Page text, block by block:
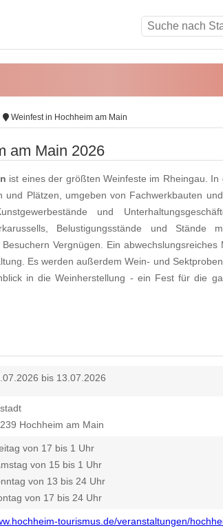
Weinfest in Hochheim am Main
am Main 2026
ist eines der größten Weinfeste im Rheingau. In
und Plätzen, umgeben von Fachwerkbauten
und
Belustigungsstände und Stände
Vergnügen. Ein abwechslungsreiches
Es werden außerdem Wein- und
in die Weinherstellung - ein Fest für die
bis 13.07.2026
Hochheim am Main
von 17 bis 1 Uhr
von 15 bis 1 Uhr
von 13 bis 24 Uhr
von 17 bis 24 Uhr
tourismus.de/veranstaltungen/